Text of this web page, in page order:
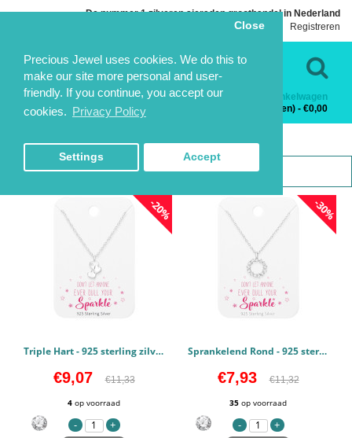
Precious Jewel uses cookies. We do this to
make our site more personal and user-
friendly. If you continue, you accept our
cookies. Privacy Policy
Close
Settings Accept
De nummer 1 zilveren sieraden groothandel in Nederland
Inloggen
Registreren
Categorieën
Winkelwagen
0 product(en) - €0,00
HOME ZILVEREN KETTINGEN KETTING & STUD SETS
KETTING & STUD SETS
-20%
Triple Hart - 925 sterling zilver Ketting & stud sets PCJW45510
€9,07 €11,33
4 op voorraad
-30%
Sprankelend Rond - 925 sterling zilver Ketting & stud sets PCJW45509
€7,93 €11,32
35 op voorraad